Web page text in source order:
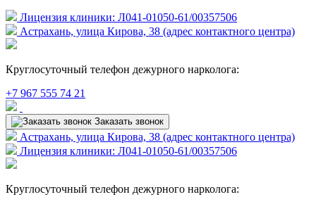
Лицензия клиники: Л041-01050-61/00357506
Астрахань, улица Кирова, 38 (адрес контактного центра)
Круглосуточный телефон дежурного нарколога:
+7 967 555 74 21
Заказать звонок
Астрахань, улица Кирова, 38 (адрес контактного центра)
Лицензия клиники: Л041-01050-61/00357506
Круглосуточный телефон дежурного нарколога: